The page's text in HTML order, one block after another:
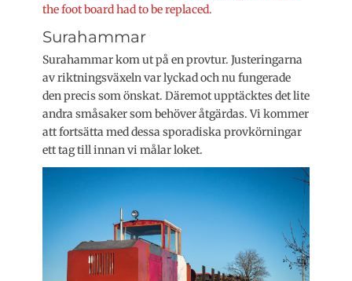
the foot board had to be replaced.
Surahammar
Surahammar kom ut på en provtur. Justeringarna
av riktningsväxeln var lyckad och nu fungerade
den precis som önskat. Däremot upptäcktes det lite
andra småsaker som behöver åtgärdas. Vi kommer
att fortsätta med dessa sporadiska provkörningar
ett tag till innan vi målar loket.